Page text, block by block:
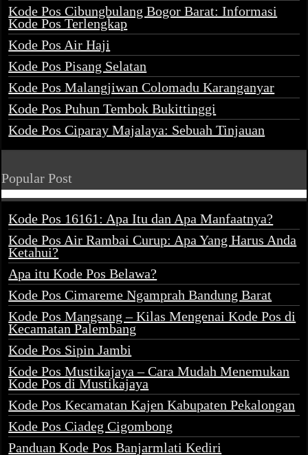
Kode Pos Cibungbulang Bogor Barat: Informasi
Kode Pos Terlengkap
Kode Pos Air Haji
Kode Pos Pisang Selatan
Kode Pos Malangjiwan Colomadu Karanganyar
Kode Pos Puhun Tembok Bukittinggi
Kode Pos Ciparay Majalaya: Sebuah Tinjauan
Popular Post
Kode Pos 16161: Apa Itu dan Apa Manfaatnya?
Kode Pos Air Rambai Curup: Apa Yang Harus Anda
Ketahui?
Apa itu Kode Pos Belawa?
Kode Pos Cimareme Ngamprah Bandung Barat
Kode Pos Mangsang – Kilas Mengenai Kode Pos di
Kecamatan Palembang
Kode Pos Sipin Jambi
Kode Pos Mustikajaya – Cara Mudah Menemukan
Kode Pos di Mustikajaya
Kode Pos Kecamatan Kajen Kabupaten Pekalongan
Kode Pos Ciadeg Cigombong
Panduan Kode Pos Banjarmlati Kediri